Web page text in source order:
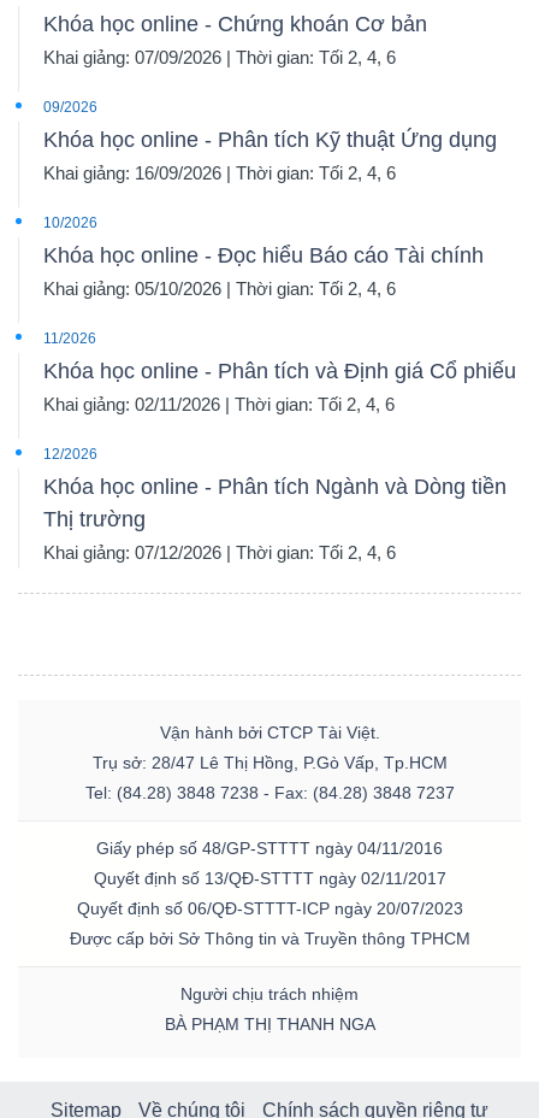
Khóa học online - Chứng khoán Cơ bản
Khai giảng: 07/09/2026 | Thời gian: Tối 2, 4, 6
09/2026
Khóa học online - Phân tích Kỹ thuật Ứng dụng
Khai giảng: 16/09/2026 | Thời gian: Tối 2, 4, 6
10/2026
Khóa học online - Đọc hiểu Báo cáo Tài chính
Khai giảng: 05/10/2026 | Thời gian: Tối 2, 4, 6
11/2026
Khóa học online - Phân tích và Định giá Cổ phiếu
Khai giảng: 02/11/2026 | Thời gian: Tối 2, 4, 6
12/2026
Khóa học online - Phân tích Ngành và Dòng tiền
Thị trường
Khai giảng: 07/12/2026 | Thời gian: Tối 2, 4, 6
Vận hành bởi CTCP Tài Việt.
Trụ sở: 28/47 Lê Thị Hồng, P.Gò Vấp, Tp.HCM
Tel: (84.28) 3848 7238 - Fax: (84.28) 3848 7237
Giấy phép số 48/GP-STTTT ngày 04/11/2016
Quyết định số 13/QĐ-STTTT ngày 02/11/2017
Quyết định số 06/QĐ-STTTT-ICP ngày 20/07/2023
Được cấp bởi Sở Thông tin và Truyền thông TPHCM
Người chịu trách nhiệm
BÀ PHẠM THỊ THANH NGA
Sitemap Về chúng tôi Chính sách quyền riêng tư